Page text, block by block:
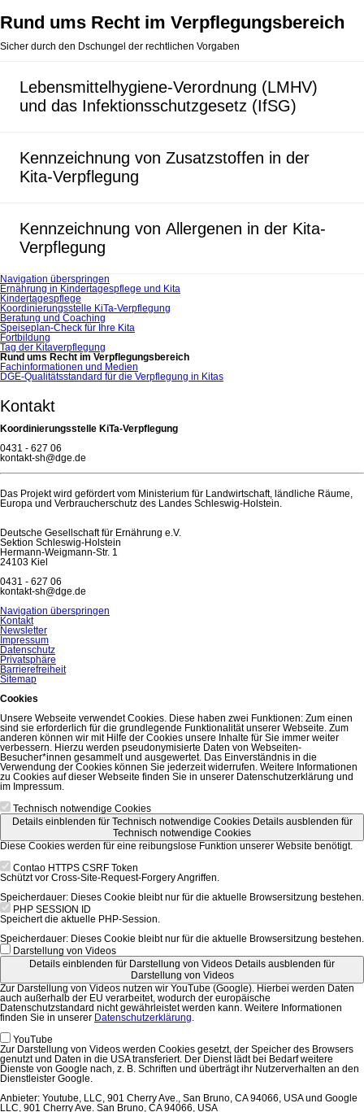
Rund ums Recht im Verpflegungsbereich
Sicher durch den Dschungel der rechtlichen Vorgaben
Lebensmittelhygiene-Verordnung (LMHV)
und das Infektionsschutzgesetz (IfSG)
Kennzeichnung von Zusatzstoffen in der
Kita-Verpflegung
Kennzeichnung von Allergenen in der Kita-
Verpflegung
Navigation überspringen
Ernährung in Kindertagespflege und Kita
Kindertagespflege
Koordinierungsstelle KiTa-Verpflegung
Beratung und Coaching
Speiseplan-Check für Ihre Kita
Fortbildung
Tag der Kitaverpflegung
Rund ums Recht im Verpflegungsbereich
Fachinformationen und Medien
DGE-Qualitätsstandard für die Verpflegung in Kitas
Kontakt
Koordinierungsstelle KiTa-Verpflegung
0431 - 627 06
kontakt-sh@dge.de
Das Projekt wird gefördert vom Ministerium für Landwirtschaft, ländliche Räume,
Europa und Verbraucherschutz des Landes Schleswig-Holstein.
Deutsche Gesellschaft für Ernährung e.V.
Sektion Schleswig-Holstein
Hermann-Weigmann-Str. 1
24103 Kiel
0431 - 627 06
kontakt-sh@dge.de
Navigation überspringen
Kontakt
Newsletter
Impressum
Datenschutz
Privatsphäre
Barrierefreiheit
Sitemap
Cookies
Unsere Webseite verwendet Cookies. Diese haben zwei Funktionen: Zum einen
sind sie erforderlich für die grundlegende Funktionalität unserer Webseite. Zum
anderen können wir mit Hilfe der Cookies unsere Inhalte für Sie immer weiter
verbessern. Hierzu werden pseudonymisierte Daten von Webseiten-
Besucher*innen gesammelt und ausgewertet. Das Einverständnis in die
Verwendung der Cookies können Sie jederzeit widerrufen. Weitere Informationen
zu Cookies auf dieser Webseite finden Sie in unserer Datenschutzerklärung und
im Impressum.
Technisch notwendige Cookies
Details einblenden für Technisch notwendige Cookies Details ausblenden für
Technisch notwendige Cookies
Diese Cookies werden für eine reibungslose Funktion unserer Website benötigt.
Contao HTTPS CSRF Token
Schützt vor Cross-Site-Request-Forgery Angriffen.
Speicherdauer: Dieses Cookie bleibt nur für die aktuelle Browsersitzung bestehen.
PHP SESSION ID
Speichert die aktuelle PHP-Session.
Speicherdauer: Dieses Cookie bleibt nur für die aktuelle Browsersitzung bestehen.
Darstellung von Videos
Details einblenden für Darstellung von Videos Details ausblenden für
Darstellung von Videos
Zur Darstellung von Videos nutzen wir YouTube (Google). Hierbei werden Daten
auch außerhalb der EU verarbeitet, wodurch der europäische
Datenschutzstandard nicht gewährleistet werden kann. Weitere Informationen
finden Sie in unserer Datenschutzerklärung.
YouTube
Zur Darstellung von Videos werden Cookies gesetzt, der Speicher des Browsers
genutzt und Daten in die USA transferiert. Der Dienst lädt bei Bedarf weitere
Dienste von Google nach, z. B. Schriften und überträgt ihr Nutzerverhalten an den
Dienstleister Google.
Anbieter: Youtube, LLC, 901 Cherry Ave., San Bruno, CA 94066, USA und Google
LLC, 901 Cherry Ave. San Bruno, CA 94066, USA